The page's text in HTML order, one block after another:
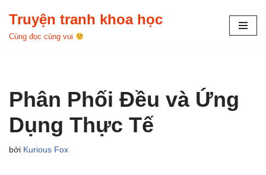
Chuyển
Truyện tranh khoa học
Cùng đọc cùng vui
Phân Phối Đều và Ứng
Dụng Thực Tế
bởi Kurious Fox